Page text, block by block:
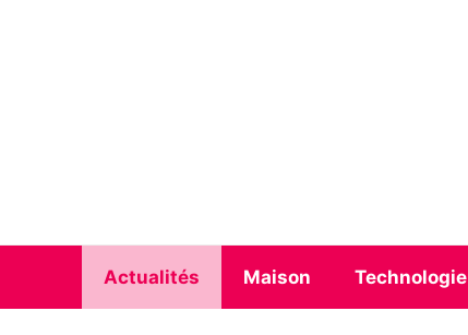
Actualités Maison Technologie